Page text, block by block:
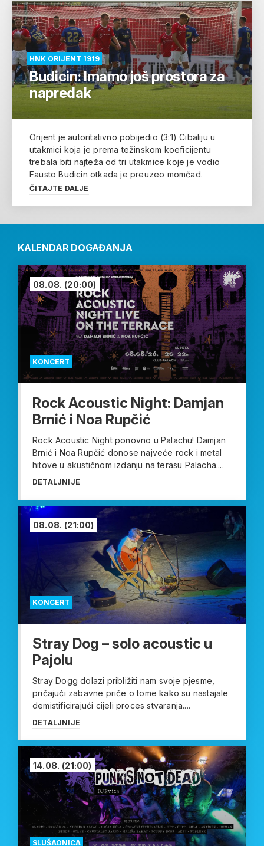
HNK ORIJENT 1919
Budicin: Imamo još prostora za
napredak
Orijent je autoritativno pobijedio (3:1) Cibaliju u
utakmici koja je prema težinskom koeficijentu
trebala biti najteža od tri utakmice koje je vodio
Fausto Budicin otkada je preuzeo momčad.
ČITAJTE DALJE
KALENDAR DOGAĐANJA
KONCERT
08.08. (20:00)
Rock Acoustic Night: Damjan
Brnić i Noa Rupčić
Rock Acoustic Night ponovno u Palachu! Damjan
Brnić i Noa Rupčić donose najveće rock i metal
hitove u akustičnom izdanju na terasu Palacha....
DETALJNIJE
KONCERT
08.08. (21:00)
Stray Dog – solo acoustic u
Pajolu
Stray Dogg dolazi približiti nam svoje pjesme,
pričajući zabavne priče o tome kako su nastajale
demistificirajući cijeli proces stvaranja....
DETALJNIJE
SLUŠAONICA
14.08. (21:00)